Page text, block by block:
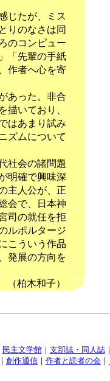
じたが、ミス
りのなさは同
のコンピュー
「先輩の手紙
作者へ心を寄
あった。非合
描いており、
はあまり試み
ズムについて
社会の諸問題
明確で興味深
主人公が、正
会で、日本神
司の就任を拒
ルポルタージ
こういう作品
発展の方向を
（柏木和子）
民主文学館｜ 支部誌・同人誌｜
｜ 創作通信 ｜ 作者と読者の会 ｜